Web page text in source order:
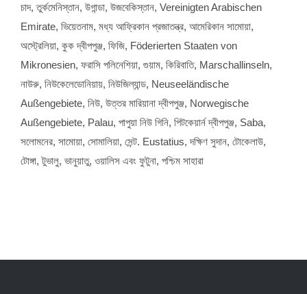
চাদ, তুর্কমেনিস্তান, উগান্ডা, উজবেকিস্তান, Vereinigten Arabischen
Emirate, ভিয়েতনাম, মধ্য আফ্রিকান প্রজাতন্ত্র, আমেরিকান সামোয়া,
অস্ট্রেলিয়া, কুক দ্বীপপুঞ্জ, ফিজি, Föderierten Staaten von
Mikronesien, ফরাসি পলিনেশিয়া, গুয়াম, কিরিবাতি, Marschallinseln,
নাউরু, নিউকেলেডোনিয়ায়, নিউজিল্যান্ড, Neuseeländische
Außengebiete, নিউ, উত্তর মারিয়ানা দ্বীপপুঞ্জ, Norwegische
Außengebiete, Palau, পাপুয়া নিউ গিনি, পিটকেয়ার্ন দ্বীপপুঞ্জ, Saba,
সলোমনের, সামোয়া, সোমালিয়া, সেন্ট. Eustatius, দক্ষিণ সুদান, টোকেলাউ,
টোঙ্গা, টুভালু, ভানুয়াতু, ওয়ালিস এবং ফুটুনা, পশ্চিম সাহারা